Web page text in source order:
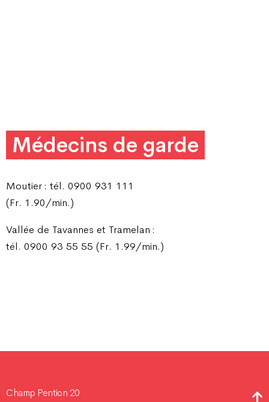
Médecins de garde
Moutier : tél. 0900 931 111
(Fr. 1.90/min.)
Vallée de Tavannes et Tramelan :
tél. 0900 93 55 55 (Fr. 1.99/min.)
Champ Pention 20